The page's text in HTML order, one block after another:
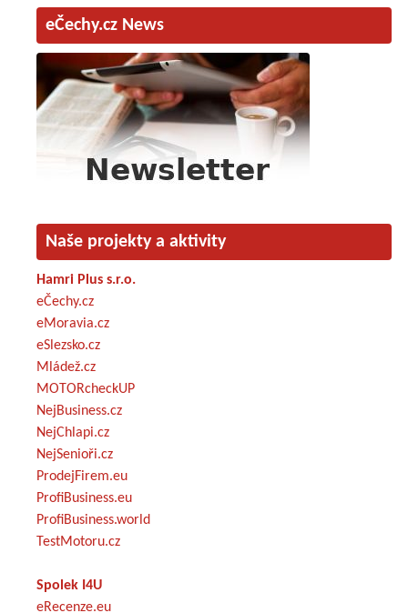
eČechy.cz News
Naše projekty a aktivity
Hamri Plus s.r.o.
eČechy.cz
eMoravia.cz
eSlezsko.cz
Mládež.cz
MOTORcheckUP
NejBusiness.cz
NejChlapi.cz
NejSenioři.cz
ProdejFirem.eu
ProfiBusiness.eu
ProfiBusiness.world
TestMotoru.cz
Spolek I4U
eRecenze.eu